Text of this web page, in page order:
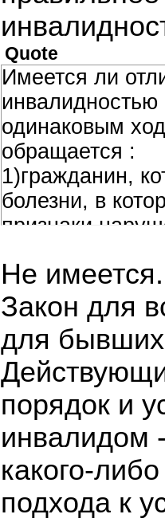
Quote
Имеется ли
одинаковым
обращается :
1)гражданин,
болезни, в
признаки
уже готовое
Военно-
Не имеется.
Закон для
для
порядок и
какого-
подхода к